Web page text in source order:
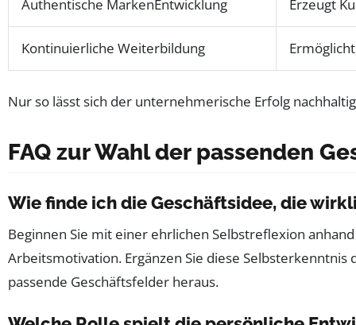
Authentische MarkenEntwicklung Erzeugt
Kontinuierliche Weiterbildung
Nur so lässt sich der unternehmerische Erfolg
FAQ zur Wahl der passenden
Wie finde ich die Geschäftsidee, die
Beginnen Sie mit einer ehrlichen Selbstreflexion
Arbeitsmotivation. Ergänzen Sie diese
passende Geschäftsfelder heraus.